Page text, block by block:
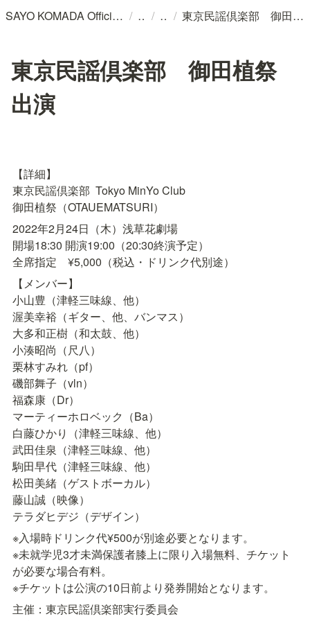
SAYO KOMADA Official WebSite / / / 東京民謡倶楽部 御田植祭 出演
東京民謡倶楽部 御田植祭
出演
【詳細】
東京民謡倶楽部  Tokyo MinYo Club
御田植祭（OTAUEMATSURI）
2022年2月24日（木）浅草花劇場
開場18:30 開演19:00（20:30終演予定）
全席指定　¥5,000（税込・ドリンク代別途）
【メンバー】
小山豊（津軽三味線、他）
渥美幸裕（ギター、他、バンマス）
大多和正樹（和太鼓、他）
小湊昭尚（尺八）
栗林すみれ（pf）
磯部舞子（vln）
福森康（Dr）
マーティーホロベック（Ba）
白藤ひかり（津軽三味線、他）
武田佳泉（津軽三味線、他）
駒田早代（津軽三味線、他）
松田美緒（ゲストボーカル）
藤山誠（映像）
テラダヒデジ（デザイン）
※入場時ドリンク代¥500が別途必要となります。
※未就学児3才未満保護者膝上に限り入場無料、チケット
が必要な場合有料。
※チケットは公演の10日前より発券開始となります。
主催：東京民謡倶楽部実行委員会